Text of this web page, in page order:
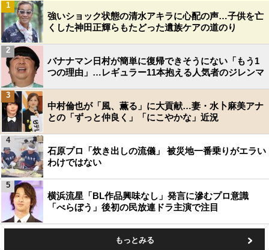
強いショック状態の清水アキラに心配の声…子供を亡
くした神田正輝らもたどった遺族ケアの道のり
1
バナナマン日村が簡単に復帰できそうにない「もう1
つの理由」…レギュラー11本抱える人気者のジレンマ
2
中村倫也が「風、薫る」に大貢献…妻・水卜麻美アナ
との「ずっと仲良く」「にこやかな」近況
3
石原プロ「炊き出しの流儀」 被災地一番乗りがエラい
わけではない
4
横浜流星「BL作品興味なし」発言に滲むプロ意識
「べらぼう」後初の民放連ドラ主演で注目
5
もっとみる